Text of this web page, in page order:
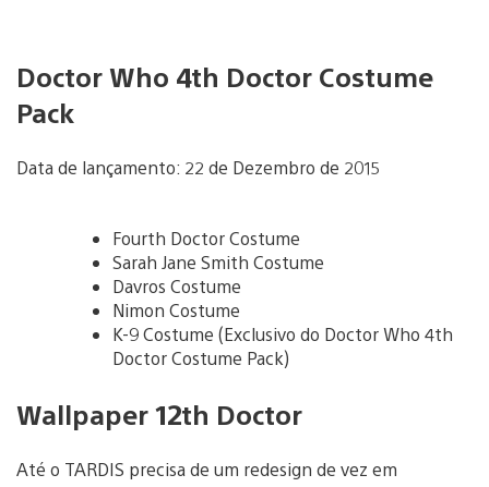
Doctor Who 4th Doctor Costume
Pack
Data de lançamento: 22 de Dezembro de 2015
Fourth Doctor Costume
Sarah Jane Smith Costume
Davros Costume
Nimon Costume
K-9 Costume (Exclusivo do Doctor Who 4th
Doctor Costume Pack)
Wallpaper 12th Doctor
Até o TARDIS precisa de um redesign de vez em